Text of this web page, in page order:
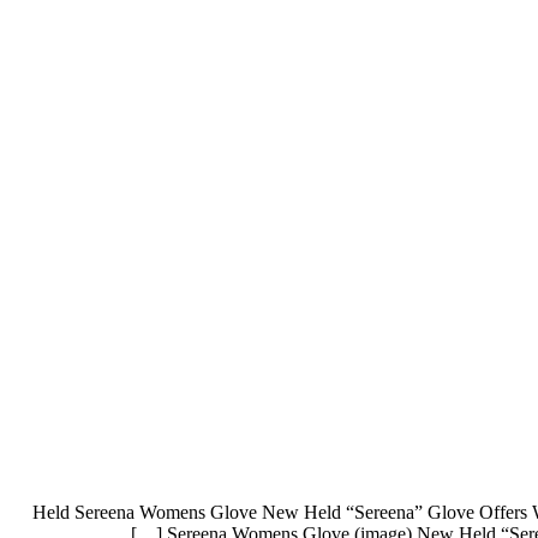
Held Sereena Womens Glove New Held “Sereena” Glove
Sereena Womens Glove (image) New Held